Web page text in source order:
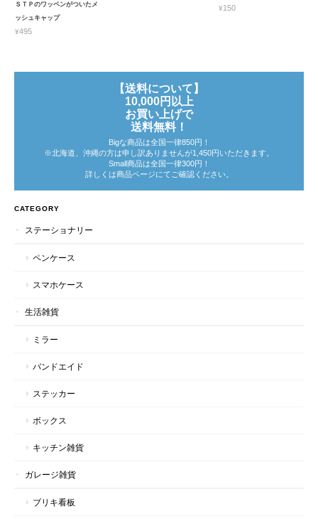
ＳＴＰのワッペンがついたメ
ッシュキャップ
¥495
¥150
【送料について】
10,000円以上
お買い上げで
送料無料！
Bigな商品は全国一律850円！
※北海道、沖縄の方は申し訳ありませんが1,450円いただきます。
Small商品は全国一律300円！
詳しくは商品ページにてご確認ください。
CATEGORY
ステーショナリー
ペンケース
スマホケース
生活雑貨
ミラー
バンドエイド
ステッカー
ボックス
キッチン雑貨
ガレージ雑貨
ブリキ看板